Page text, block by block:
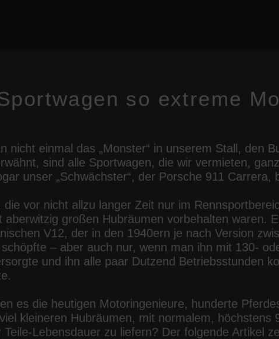
so extreme
nicht einmal das „Monster“ in unserem Stall, den
sind alle Sportwagen, die wir vermieten,
unser „Schwächster“, der Porsche 911
die vor nicht allzu langer Zeit nur im
aberwitzig großen Hubräumen vorbehalten waren.
V12, der in den 1940ern je nach Version
– aber auch nur, wenn man ihn mit 130-
und ihn alle paar Dutzend Betriebsstunden
es die heutigen Motoringenieure, hunderte
kleineren Hubräumen, mit normalem, höchstens
Teile-Lebensdauer zu liefern? Der folgende Artikel